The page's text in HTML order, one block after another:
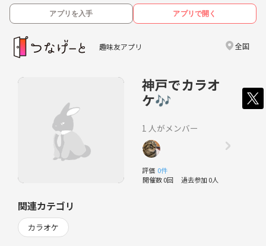
アプリを入手 アプリで開く
趣味友アプリ 全国
神戸でカラオ
ケ🎶
1 人がメンバー
評価 0件
開催数 0回 過去参加 0人
関連カテゴリ
カラオケ